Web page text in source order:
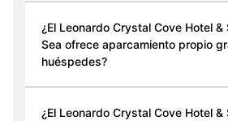
¿El Leonardo Crystal Cove Hotel
Sea ofrece aparcamiento propio
huéspedes?
¿El Leonardo Crystal Cove Hotel